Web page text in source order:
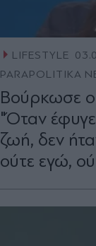
LIFESTYLE
PARAPOLITIKA
Βούρκωσε
"Όταν
ζωή, δεν
ούτε εγώ,